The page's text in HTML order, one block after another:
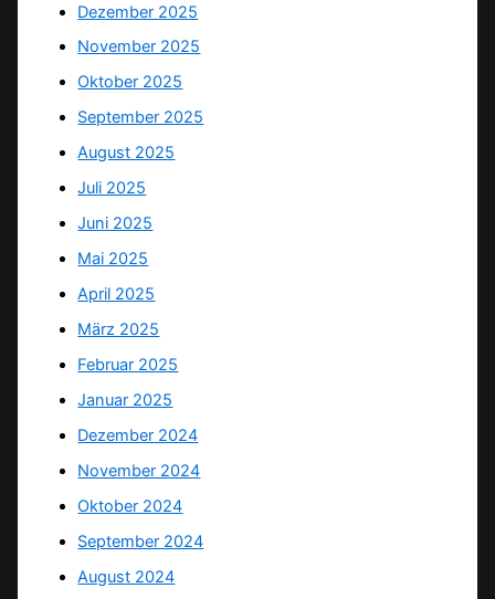
Dezember 2025
November 2025
Oktober 2025
September 2025
August 2025
Juli 2025
Juni 2025
Mai 2025
April 2025
März 2025
Februar 2025
Januar 2025
Dezember 2024
November 2024
Oktober 2024
September 2024
August 2024